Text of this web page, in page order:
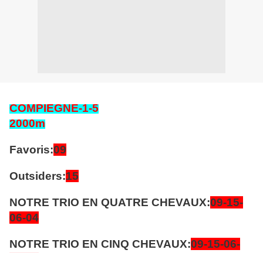
COMPIEGNE-1-5
2000m
Favoris:09
Outsiders:15
NOTRE TRIO EN QUATRE CHEVAUX:09-15-
06-04
NOTRE TRIO EN CINQ CHEVAUX:09-15-06-